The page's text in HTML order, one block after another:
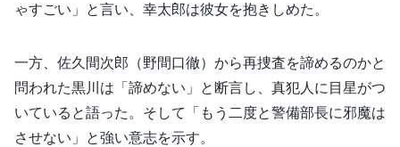
ゃすごい」と言い、幸太郎は彼女を抱きしめた。
一方、佐久間次郎（野間口徹）から再捜査を諦めるのかと
問われた黒川は「諦めない」と断言し、真犯人に目星がつ
いていると語った。そして「もう二度と警備部長に邪魔は
させない」と強い意志を示す。